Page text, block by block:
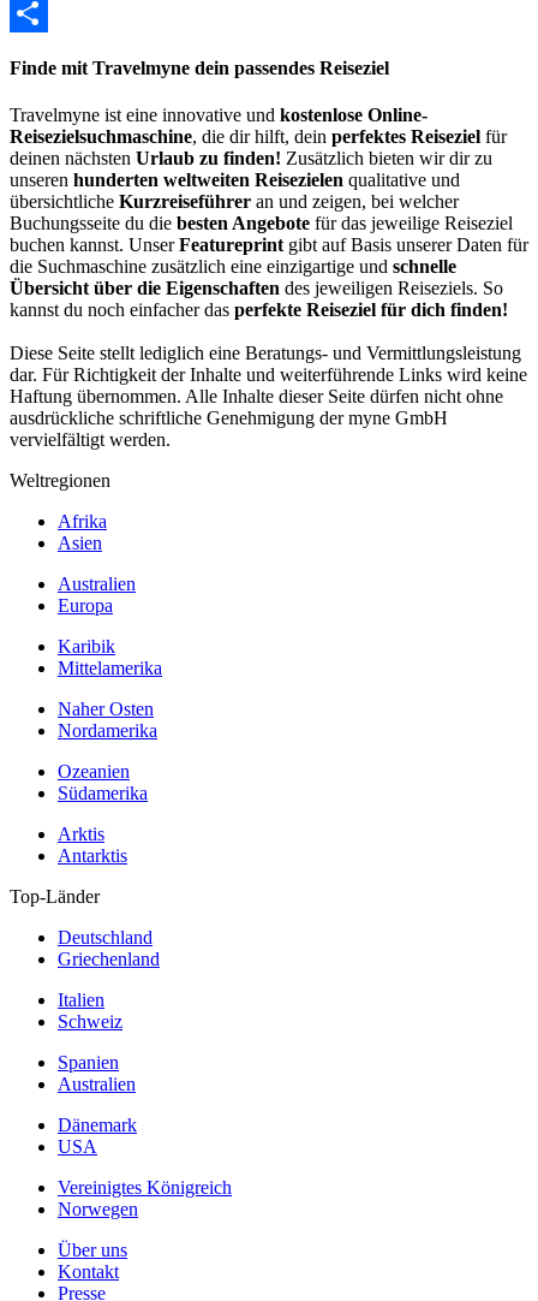
Twitter
Finde mit Travelmyne dein passendes Reiseziel
Travelmyne ist eine innovative und kostenlose Online-
Reisezielsuchmaschine, die dir hilft, dein perfektes Reiseziel für
deinen nächsten Urlaub zu finden! Zusätzlich bieten wir dir zu
unseren hunderten weltweiten Reisezielen qualitative und
übersichtliche Kurzreiseführer an und zeigen, bei welcher
Buchungsseite du die besten Angebote für das jeweilige Reiseziel
buchen kannst. UnserFeatureprint gibt auf Basis unserer Daten für
die Suchmaschine zusätzlich eine einzigartige und schnelle
Übersicht über die Eigenschaften des jeweiligen Reiseziels. So
kannst du noch einfacher das perfekte Reiseziel für dich finden!
Diese Seite stellt lediglich eine Beratungs- und Vermittlungsleistung
dar. Für Richtigkeit der Inhalte und weiterführende Links wird keine
Haftung übernommen. Alle Inhalte dieser Seite dürfen nicht ohne
ausdrückliche schriftliche Genehmigung der myne GmbH
vervielfältigt werden.
Weltregionen
Afrika
Asien
Australien
Europa
Karibik
Mittelamerika
Naher Osten
Nordamerika
Ozeanien
Südamerika
Arktis
Antarktis
Top-Länder
Deutschland
Griechenland
Italien
Schweiz
Spanien
Australien
Dänemark
USA
Vereinigtes Königreich
Norwegen
Über uns
Kontakt
Presse